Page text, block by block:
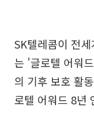
SK텔레콤이 전
는 '글로텔 어워
의 기후 보호 활
로텔 어워드 8년